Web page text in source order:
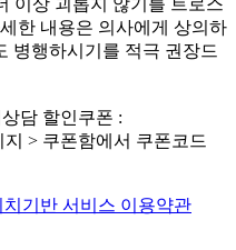
이상 괴롭지 않기를 트로스
한 내용은 의사에게 상의하
병행하시기를 적극 권장드
담 할인쿠폰 :
> 쿠폰함에서 쿠폰코드
치기반 서비스 이용약관